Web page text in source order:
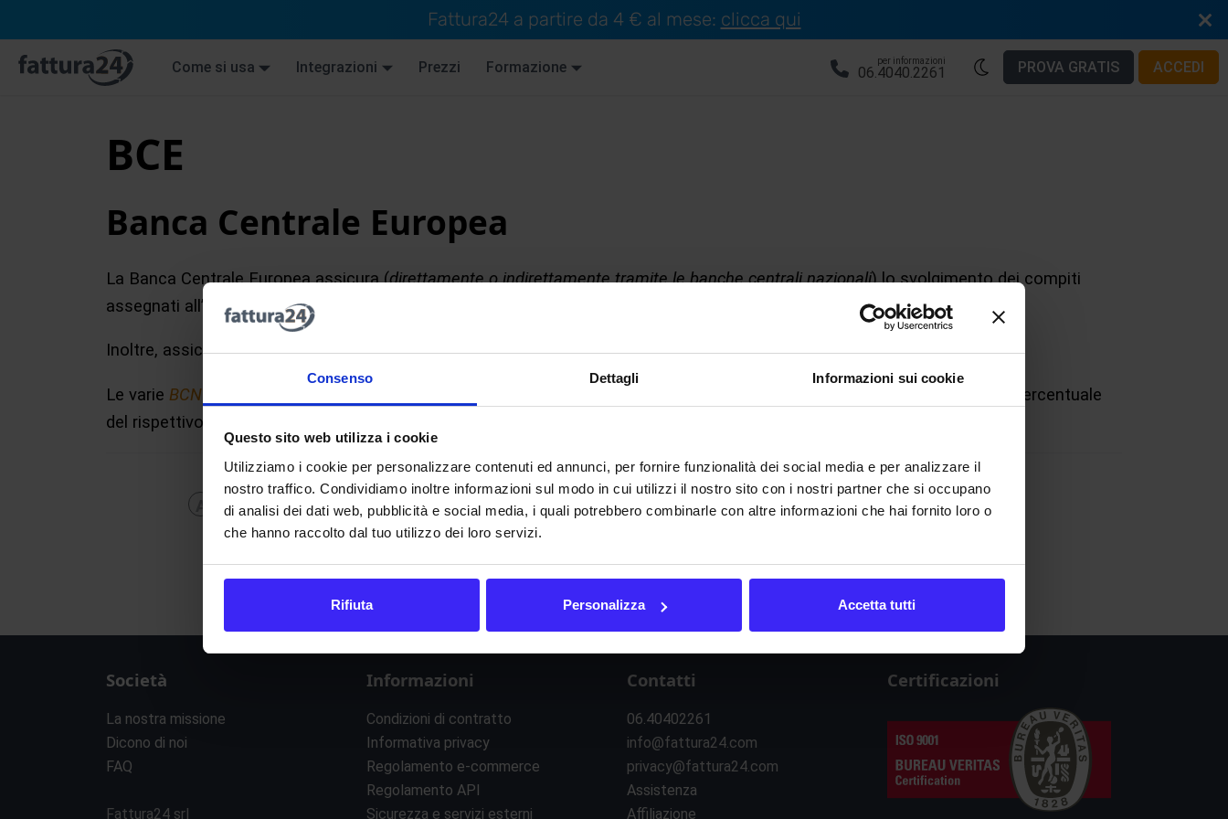
Consenso Dettagli Informazioni sui cookie
Questo sito web utilizza i cookie
Utilizziamo i cookie per personalizzare contenuti ed annunci, per fornire funzionalità dei social media e per analizzare il
nostro traffico. Condividiamo inoltre informazioni sul modo in cui utilizzi il nostro sito con i nostri partner che si occupano
di analisi dei dati web, pubblicità e social media, i quali potrebbero combinarle con altre informazioni che hai fornito loro o
che hanno raccolto dal tuo utilizzo dei loro servizi.
Rifiuta Personalizza Accetta tutti
Fattura24 a partire da 4 € al mese: clicca qui
Come si usa Integrazioni Prezzi Formazione per informazioni
06.4040.2261 PROVA GRATIS ACCEDI
BCE
Banca Centrale Europea
La Banca Centrale Europea assicura (direttamente o indirettamente tramite le banche centrali nazionali) lo svolgimento dei compiti
assegnati all’ euro sistemae al
Inoltre, assicura la corretta applicazione della politica monetaria europea, neiPaesidell’Unione.
Le varie BCN(
secondo uno schema che riflette il peso percentuale
del rispettivo Stato membro nella popolazione totale e nel
B C D E F G H I J K L M N O P Q R S T U V W X Y Z
Società
La nostra missione
Dicono di noi
FAQ
Fattura24 srl
Informazioni
Condizioni di contratto
Informativa privacy
Regolamento e-commerce
Regolamento API
Sicurezza e servizi esterni
Contatti
06.40402261
info@fattura24.com
privacy@fattura24.com
Assistenza
Affiliazione
Certificazioni